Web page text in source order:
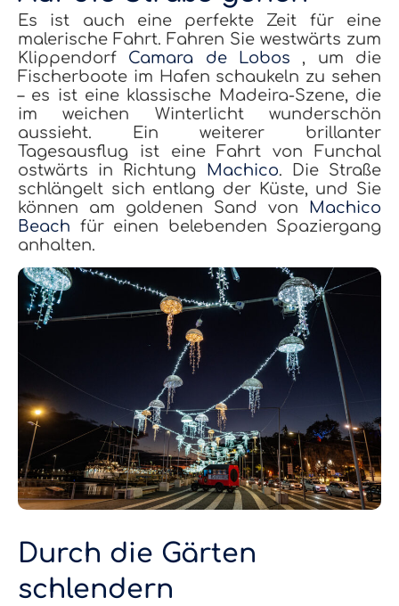
Es ist auch eine perfekte Zeit für eine
malerische Fahrt. Fahren Sie westwärts zum
Klippendorf Camara de Lobos , um die
Fischerboote im Hafen schaukeln zu sehen
– es ist eine klassische Madeira-Szene, die
im weichen Winterlicht wunderschön
aussieht. Ein weiterer brillanter
Tagesausflug ist eine Fahrt von Funchal
ostwärts in Richtung
Machico. Die Straße
schlängelt sich entlang der Küste, und Sie
können am goldenen Sand von
Machico
Beach für einen belebenden Spaziergang
anhalten.
Durch die Gärten
schlendern